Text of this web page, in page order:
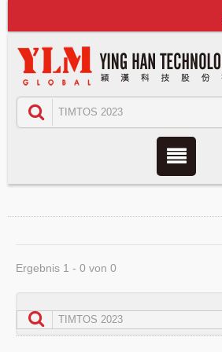
Ergebnis 1 - 0 von 0